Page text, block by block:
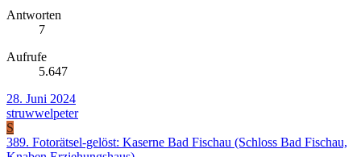
Antworten
7
Aufrufe
5.647
28. Juni 2024
struwwelpeter
S
389. Fotorätsel-gelöst: Kaserne Bad Fischau (Schloss Bad Fischau,